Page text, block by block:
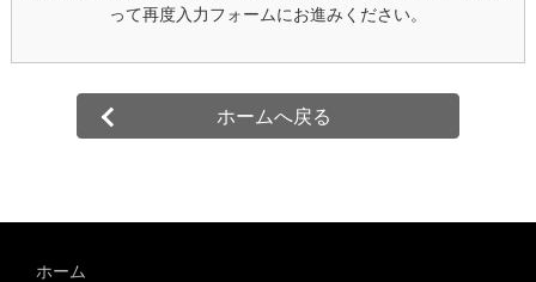
って再度入力フォームにお進みください。
ホームへ戻る
ホーム